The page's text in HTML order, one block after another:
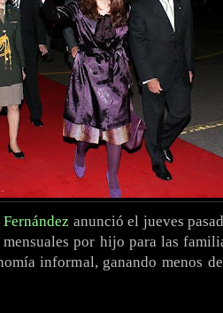
anunció el jueves
mensuales por hijo para las
informal, ganando menos